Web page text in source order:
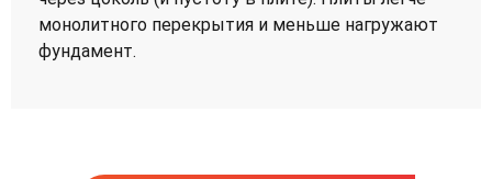
монолитного перекрытия и меньше нагружают
фундамент.